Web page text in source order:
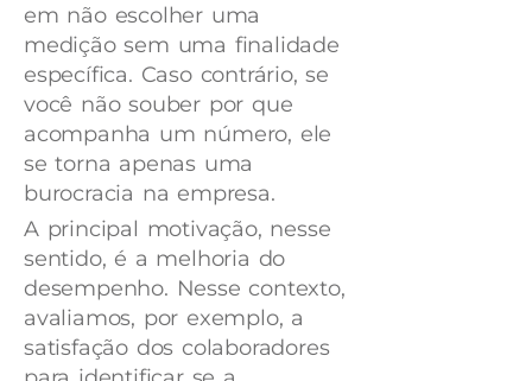
em não escolher uma
medição sem uma finalidade
específica. Caso contrário, se
você não souber por que
acompanha um número, ele
se torna apenas uma
burocracia na empresa.
A principal motivação, nesse
sentido, é a melhoria do
desempenho. Nesse contexto,
avaliamos, por exemplo, a
satisfação dos colaboradores